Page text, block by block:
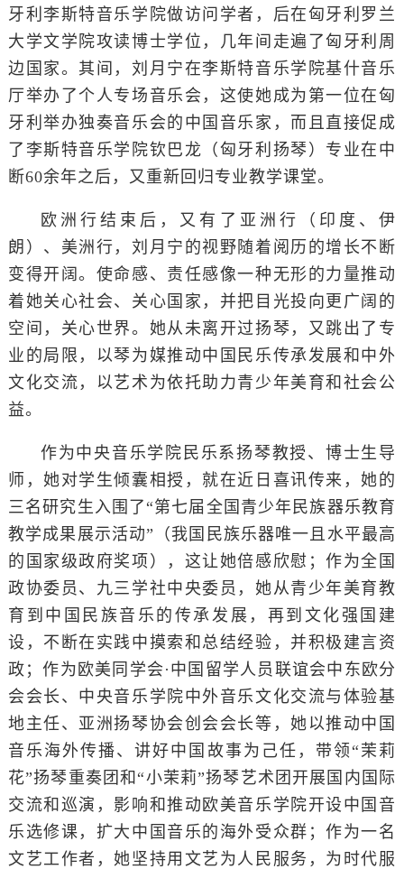
牙利李斯特音乐学院做访问学者，后在匈牙利罗兰
大学文学院攻读博士学位，几年间走遍了匈牙利周
边国家。其间，刘月宁在李斯特音乐学院基什音乐
厅举办了个人专场音乐会，这使她成为第一位在匈
牙利举办独奏音乐会的中国音乐家，而且直接促成
了李斯特音乐学院钦巴龙（匈牙利扬琴）专业在中
断60余年之后，又重新回归专业教学课堂。
欧洲行结束后，又有了亚洲行（印度、伊
朗）、美洲行，刘月宁的视野随着阅历的增长不断
变得开阔。使命感、责任感像一种无形的力量推动
着她关心社会、关心国家，并把目光投向更广阔的
空间，关心世界。她从未离开过扬琴，又跳出了专
业的局限，以琴为媒推动中国民乐传承发展和中外
文化交流，以艺术为依托助力青少年美育和社会公
益。
作为中央音乐学院民乐系扬琴教授、博士生导
师，她对学生倾囊相授，就在近日喜讯传来，她的
三名研究生入围了“第七届全国青少年民族器乐教育
教学成果展示活动”（我国民族乐器唯一且水平最高
的国家级政府奖项），这让她倍感欣慰；作为全国
政协委员、九三学社中央委员，她从青少年美育教
育到中国民族音乐的传承发展，再到文化强国建
设，不断在实践中摸索和总结经验，并积极建言资
政；作为欧美同学会·中国留学人员联谊会中东欧分
会会长、中央音乐学院中外音乐文化交流与体验基
地主任、亚洲扬琴协会创会会长等，她以推动中国
音乐海外传播、讲好中国故事为己任，带领“茉莉
花”扬琴重奏团和“小茉莉”扬琴艺术团开展国内国际
交流和巡演，影响和推动欧美音乐学院开设中国音
乐选修课，扩大中国音乐的海外受众群；作为一名
文艺工作者，她坚持用文艺为人民服务，为时代服